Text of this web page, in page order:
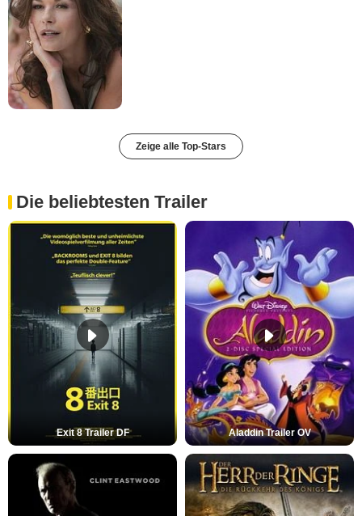
Zeige alle Top-Stars
Die beliebtesten Trailer
Exit 8 Trailer DF Aladdin Trailer OV